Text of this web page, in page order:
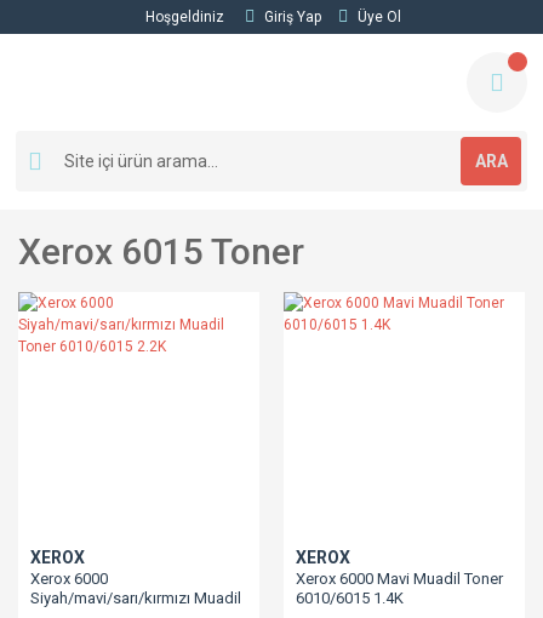
Hoşgeldiniz Giriş Yap Üye Ol
ARA
Xerox 6015 Toner
XEROX
Xerox 6000
Siyah/mavi/sarı/kırmızı Muadil
XEROX
Xerox 6000 Mavi Muadil Toner
6010/6015 1.4K